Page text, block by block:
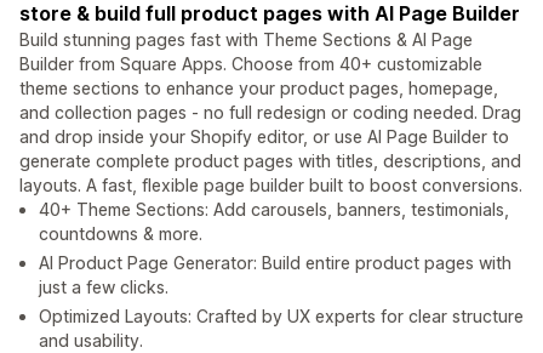
store & build full product pages with AI Page Builder
Build stunning pages fast with Theme Sections & AI Page
Builder from Square Apps. Choose from 40+ customizable
theme sections to enhance your product pages, homepage,
and collection pages - no full redesign or coding needed. Drag
and drop inside your Shopify editor, or use AI Page Builder to
generate complete product pages with titles, descriptions, and
layouts. A fast, flexible page builder built to boost conversions.
40+ Theme Sections: Add carousels, banners, testimonials,
countdowns & more.
AI Product Page Generator: Build entire product pages with
just a few clicks.
Optimized Layouts: Crafted by UX experts for clear structure
and usability.